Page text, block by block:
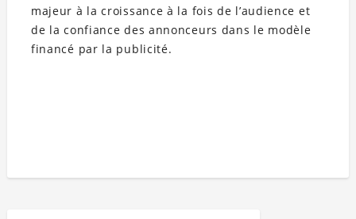
majeur à la croissance à la fois de l’audience et
de la confiance des annonceurs dans le modèle
financé par la publicité.